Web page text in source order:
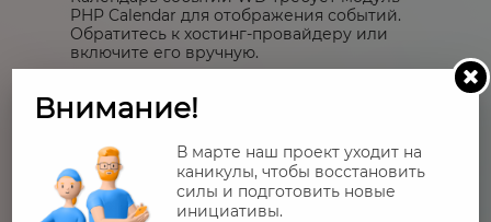
PHP Calendar для отображения событий.
Обратитесь к хостинг-провайдеру или
включите его вручную.
Внимание!
В марте наш проект уходит на
каникулы, чтобы восстановить
силы и подготовить новые
инициативы.